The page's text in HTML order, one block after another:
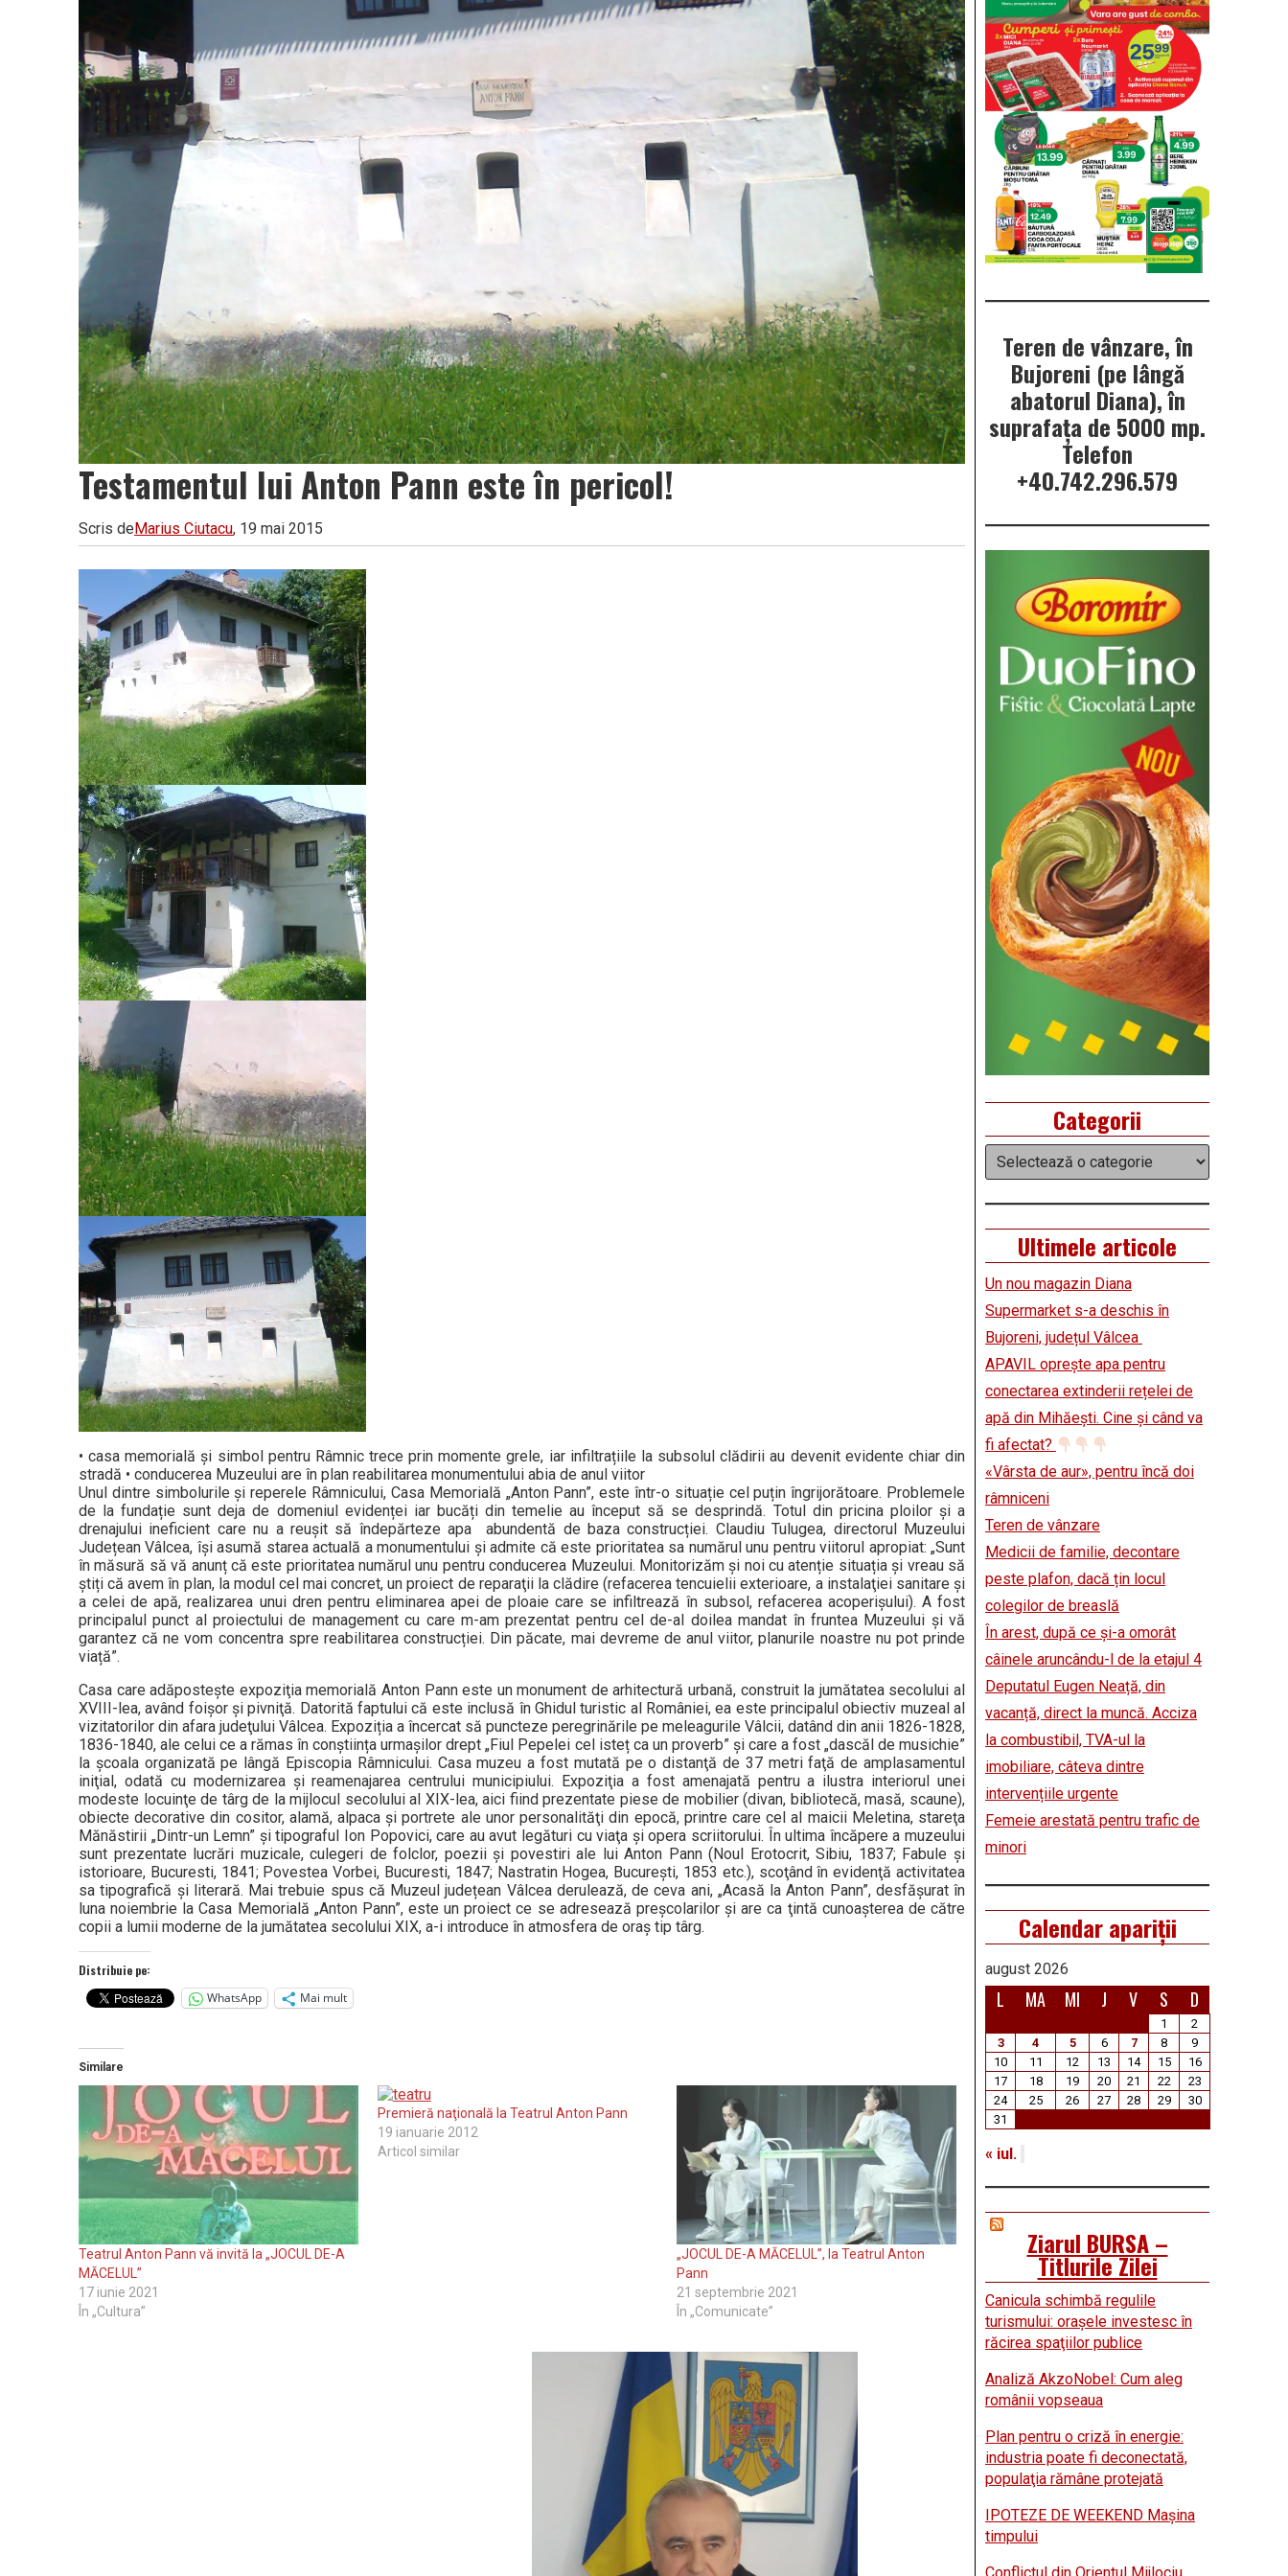
Testamentul lui Anton Pann este în pericol!
Scris deMarius Ciutacu, 19 mai 2015
• casa memorială și simbol pentru Râmnic trece prin momente grele, iar infiltrațiile la subsolul clădirii au devenit evidente chiar din
stradă • conducerea Muzeului are în plan reabilitarea monumentului abia de anul viitor
Unul dintre simbolurile și reperele Râmnicului, Casa Memorială „Anton Pann”, este într-o situație cel puțin îngrijorătoare. Problemele
de la fundație sunt deja de domeniul evidenței iar bucăți din temelie au început să se desprindă. Totul din pricina ploilor și a
drenajului ineficient care nu a reușit să îndepărteze apa abundentă de baza construcției. Claudiu Tulugea, directorul Muzeului
Județean Vâlcea, își asumă starea actuală a monumentului și admite că este prioritatea sa numărul unu pentru viitorul apropiat: „Sunt
în măsură să vă anunț că este prioritatea numărul unu pentru conducerea Muzeului. Monitorizăm și noi cu atenție situația și vreau să
știți că avem în plan, la modul cel mai concret, un proiect de reparaţii la clădire (refacerea tencuielii exterioare, a instalaţiei sanitare şi
a celei de apă, realizarea unui dren pentru eliminarea apei de ploaie care se infiltrează în subsol, refacerea acoperişului). A fost
principalul punct al proiectului de management cu care m-am prezentat pentru cel de-al doilea mandat în fruntea Muzeului și vă
garantez că ne vom concentra spre reabilitarea construcției. Din păcate, mai devreme de anul viitor, planurile noastre nu pot prinde
viață”.
Casa care adăposteşte expoziţia memorială Anton Pann este un monument de arhitectură urbană, construit la jumătatea secolului al
XVIII-lea, având foişor şi pivniţă. Datorită faptului că este inclusă în Ghidul turistic al României, ea este principalul obiectiv muzeal al
vizitatorilor din afara judeţului Vâlcea. Expoziția a încercat să puncteze peregrinările pe meleagurile Vâlcii, datând din anii 1826-1828,
1836-1840, ale celui ce a rămas în conștiința urmașilor drept „Fiul Pepelei cel isteț ca un proverb” și care a fost „dascăl de musichie”
la școala organizată pe lângă Episcopia Râmnicului. Casa muzeu a fost mutată pe o distanţă de 37 metri faţă de amplasamentul
iniţial, odată cu modernizarea şi reamenajarea centrului municipiului. Expoziţia a fost amenajată pentru a ilustra interiorul unei
modeste locuinţe de târg de la mijlocul secolului al XIX-lea, aici fiind prezentate piese de mobilier (divan, bibliotecă, masă, scaune),
obiecte decorative din cositor, alamă, alpaca şi portrete ale unor personalităţi din epocă, printre care cel al maicii Meletina, stareţa
Mănăstirii „Dintr-un Lemn” şi tipograful Ion Popovici, care au avut legături cu viaţa şi opera scriitorului. În ultima încăpere a muzeului
sunt prezentate lucrări muzicale, culegeri de folclor, poezii şi povestiri ale lui Anton Pann (Noul Erotocrit, Sibiu, 1837; Fabule şi
istorioare, Bucuresti, 1841; Povestea Vorbei, Bucuresti, 1847; Nastratin Hogea, Bucureşti, 1853 etc.), scoţând în evidenţă activitatea
sa tipografică şi literară. Mai trebuie spus că Muzeul județean Vâlcea derulează, de ceva ani, „Acasă la Anton Pann”, desfăşurat în
luna noiembrie la Casa Memorială „Anton Pann”, este un proiect ce se adresează preşcolarilor şi are ca ţintă cunoaşterea de către
copii a lumii moderne de la jumătatea secolului XIX, a-i introduce în atmosfera de oraş tip târg.
Distribuie pe:
WhatsApp
Mai mult
Similare
Teatrul Anton Pann vă invită la „JOCUL DE-A
MĂCELUL”
17 iunie 2021
În „Cultura”
Premieră naţională la Teatrul Anton Pann
19 ianuarie 2012
Articol similar
„JOCUL DE-A MĂCELUL”, la Teatrul Anton
Pann
21 septembrie 2021
În „Comunicate”
Teren de vânzare, în
Bujoreni (pe lângă
abatorul Diana), în
suprafața de 5000 mp.
Telefon
+40.742.296.579
Categorii
Categorii
Ultimele articole
Un nou magazin Diana
Supermarket s-a deschis în
Bujoreni, județul Vâlcea
APAVIL oprește apa pentru
conectarea extinderii rețelei de
apă din Mihăești. Cine și când va
fi afectat?
«Vârsta de aur», pentru încă doi
râmniceni
Teren de vânzare
Medicii de familie, decontare
peste plafon, dacă țin locul
colegilor de breaslă
În arest, după ce și-a omorât
câinele aruncându-l de la etajul 4
Deputatul Eugen Neață, din
vacanță, direct la muncă. Acciza
la combustibil, TVA-ul la
imobiliare, câteva dintre
intervențiile urgente
Femeie arestată pentru trafic de
minori
Calendar apariții
august 2026
L MA MI J V S D
1
2
3
4 5 6 7 8
9
10
11 12 13 14 15
16
17
18 19 20 21 22
23
24
25 26 27 28 29
30
31
« iul.
Ziarul BURSA –
Titlurile Zilei
Canicula schimbă regulile
turismului: oraşele investesc în
răcirea spaţiilor publice
Analiză AkzoNobel: Cum aleg
românii vopseaua
Plan pentru o criză în energie:
industria poate fi deconectată,
populaţia rămâne protejată
IPOTEZE DE WEEKEND Maşina
timpului